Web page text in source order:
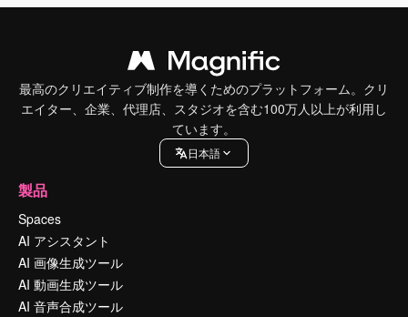
最高のクリエイティブ制作を導くためのプラットフォーム。クリ
エイター、企業、代理店、スタジオを含む100万人以上が利用し
ています。
日本語
製品
Spaces
AI アシスタント
AI 画像生成ツール
AI 動画生成ツール
AI 音声合成ツール